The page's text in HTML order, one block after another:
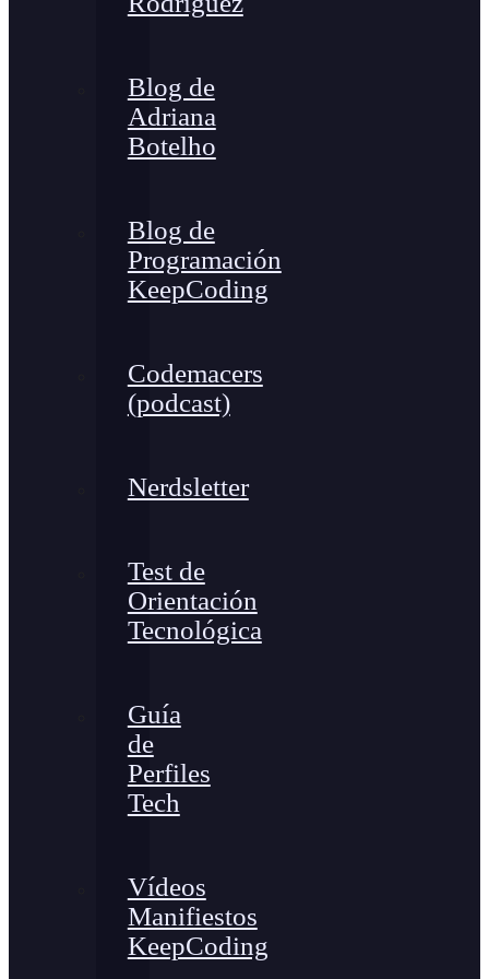
Blog de
Adriana
Botelho
Blog de
Programación
KeepCoding
Codemacers
(podcast)
Nerdsletter
Test de
Orientación
Tecnológica
Guía
de
Perfiles
Tech
Vídeos
Manifiestos
KeepCoding